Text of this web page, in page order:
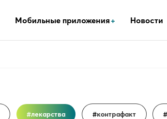
Мобильные приложения Новости
лекарства контрафакт